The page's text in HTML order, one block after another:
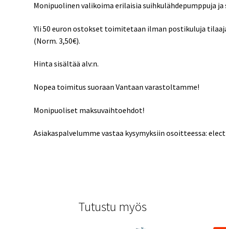
Monipuolinen valikoima erilaisia suihkulähdepumppuja
Yli 50 euron ostokset toimitetaan ilman postikuluja
(Norm. 3,50€).
Hinta sisältää alv:n.
Nopea toimitus suoraan Vantaan varastoltamme!
Monipuoliset maksuvaihtoehdot!
Asiakaspalvelumme vastaa kysymyksiin osoitteessa:
Tutustu myös